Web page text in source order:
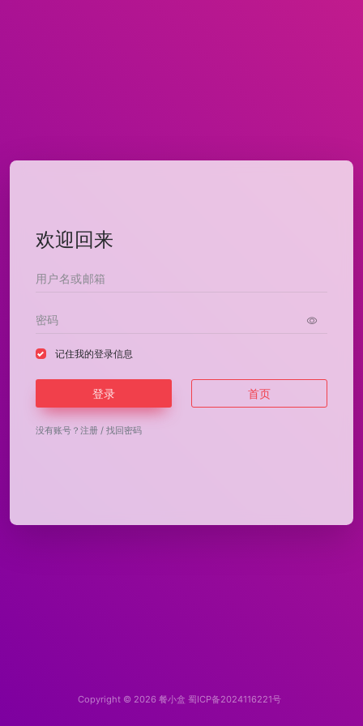
欢迎回来
记住我的登录信息
登录 首页
没有账号？ 注册 / 找回密码
Copyright © 2026 餐小盒 蜀ICP备2024116221号